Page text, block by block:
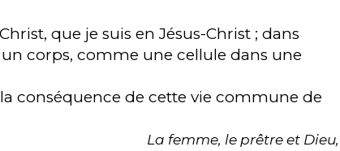
que je suis en Jésus-Christ ; dans
corps, comme une cellule dans une
conséquence de cette vie commune de
La femme, le prêtre et Dieu,